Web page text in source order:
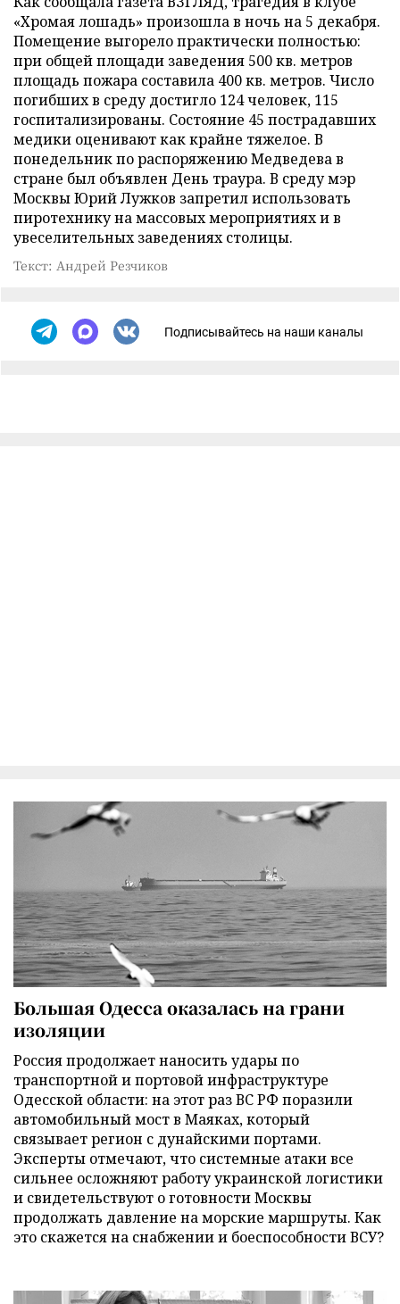
«Хромая лошадь» произошла в ночь на 5 декабря.
Помещение выгорело практически полностью:
при общей площади заведения 500 кв. метров
площадь пожара составила 400 кв. метров. Число
погибших в среду достигло 124 человек, 115
госпитализированы. Состояние 45 пострадавших
медики оценивают как крайне тяжелое. В
понедельник по распоряжению Медведева в
стране был объявлен День траура. В среду мэр
Москвы Юрий Лужков запретил использовать
пиротехнику на массовых мероприятиях и в
увеселительных заведениях столицы.
Текст: Андрей Резчиков
Подписывайтесь на наши каналы
Большая Одесса оказалась на грани
изоляции
Россия продолжает наносить удары по
транспортной и портовой инфраструктуре
Одесской области: на этот раз ВС РФ поразили
автомобильный мост в Маяках, который
связывает регион с дунайскими портами.
Эксперты отмечают, что системные атаки все
сильнее осложняют работу украинской логистики
и свидетельствуют о готовности Москвы
продолжать давление на морские маршруты. Как
это скажется на снабжении и боеспособности ВСУ?